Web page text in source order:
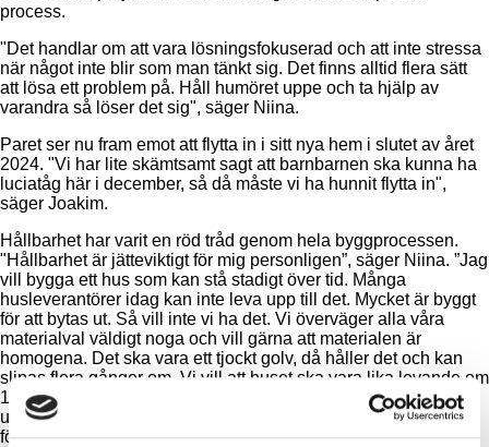
process.
"Det handlar om att vara lösningsfokuserad och att inte stressa
när något inte blir som man tänkt sig. Det finns alltid flera sätt
att lösa ett problem på. Håll humöret uppe och ta hjälp av
varandra så löser det sig", säger Niina.
Paret ser nu fram emot att flytta in i sitt nya hem i slutet av året
2024. "Vi har lite skämtsamt sagt att barnbarnen ska kunna ha
luciatåg här i december, så då måste vi ha hunnit flytta in",
säger Joakim.
Hållbarhet har varit en röd tråd genom hela byggprocessen.
"Hållbarhet är jätteviktigt för mig personligen”, säger Niina. ”Jag
vill bygga ett hus som kan stå stadigt över tid. Många
husleverantörer idag kan inte leva upp till det. Mycket är byggt
för att bytas ut. Så vill inte vi ha det. Vi överväger alla våra
materialval väldigt noga och vill gärna att materialen är
homogena. Det ska vara ett tjockt golv, då håller det och kan
slipas flera gånger om. Vi vill att huset ska vara lika levande om
15-20 år. Hållbarhet handlar inte bara om att vara miljövänlig,
utan om att göra långsiktiga val. Det är så lätt att gå på trender
för att sedan inse att det inte var speciellt hållbart i längden".